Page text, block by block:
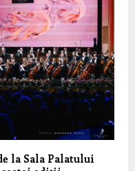
la Sala Palatului